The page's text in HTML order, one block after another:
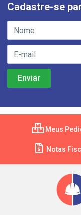
Cadastre-se
Meus
Notas